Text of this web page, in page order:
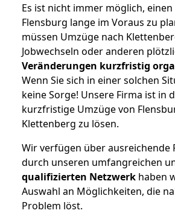
Es ist nicht immer möglich,
Flensburg lange im Voraus zu
müssen Umzüge nach
Jobwechseln oder anderen
Veränderungen kurzfristig
Wenn Sie sich in einer solchen
keine Sorge! Unsere Firma ist in
kurzfristige Umzüge von
Klettenberg zu lösen.
Wir verfügen über ausreichende
durch unseren umfangreichen
qualifizierten Netzwerk haben
Auswahl an Möglichkeiten, die
Problem löst.